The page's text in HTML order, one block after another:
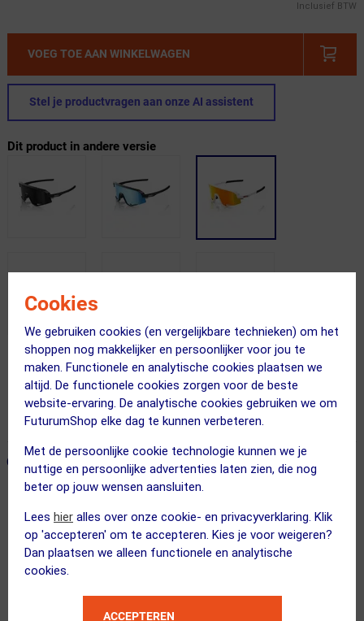
Cookies
We gebruiken cookies (en vergelijkbare technieken) om het
shoppen nog makkelijker en persoonlijker voor jou te
maken. Functionele en analytische cookies plaatsen we
altijd. De functionele cookies zorgen voor de beste
website-ervaring. De analytische cookies gebruiken we om
FuturumShop elke dag te kunnen verbeteren.
Met de persoonlijke cookie technologie kunnen we je
nuttige en persoonlijke advertenties laten zien, die nog
beter op jouw wensen aansluiten.
Lees hier alles over onze cookie- en privacyverklaring. Klik
op 'accepteren' om te accepteren. Kies je voor weigeren?
Dan plaatsen we alleen functionele en analytische
cookies.
ACCEPTEREN
Inclusief BTW
VOEG TOE AAN WINKELWAGEN
Stel je productvragen aan onze AI assistent
Dit product in andere versie
Gratis bezorging & retourneren
Voor 23:00 uur besteld, morgen in huis
365 dagen retourrecht
← Terug naar productnavigatie
ONZE AANBEVOLEN COMBINATIE
100%
Slendale Sport Zonnebril Wit met Hi...